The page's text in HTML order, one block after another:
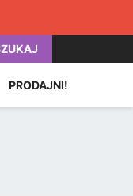
PRODAJNI!